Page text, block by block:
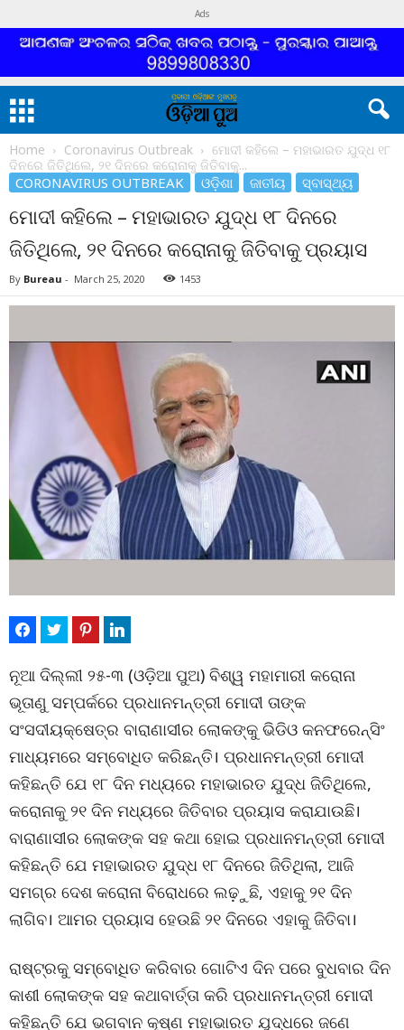
Ads
Home Coronavirus Outbreak
ମୋଦୀ କହିଲେ – ମହାଭାରତ ଯୁଦ୍ଧ ୧୮
ଦିନରେ ଜିତିଥିଲେ, ୨୧ ଦିନରେ କରୋନାକୁ ଜିତିବାକୁ...
CORONAVIRUS OUTBREAK ଓଡ଼ିଶା ଜାତୀୟ ସ୍ବାସ୍ଥ୍ୟ
ମୋଦୀ କହିଲେ – ମହାଭାରତ ଯୁଦ୍ଧ ୧୮ ଦିନରେ
ଜିତିଥିଲେ, ୨୧ ଦିନରେ କରୋନାକୁ ଜିତିବାକୁ ପ୍ରୟାସ
By Bureau - March 25, 2020 1453
ନୂଆ ଦିଲ୍ଲୀ ୨୫-୩ (ଓଡ଼ିଆ ପୁଅ) ବିଶ୍ୱ ମହାମାରୀ କରୋନା
ଭୂତାଣୁ ସମ୍ପର୍କରେ ପ୍ରଧାନମନ୍ତ୍ରୀ ମୋଦୀ ତାଙ୍କ
ସଂସଦୀୟକ୍ଷେତ୍ର ବାରାଣାସୀର ଲୋକଙ୍କୁ ଭିଡିଓ କନଫରେନ୍ସିଂ
ମାଧ୍ୟମରେ ସମ୍ବୋଧିତ କରିଛନ୍ତି। ପ୍ରଧାନମନ୍ତ୍ରୀ ମୋଦୀ
କହିଛନ୍ତି ଯେ ୧୮ ଦିନ ମଧ୍ୟରେ ମହାଭାରତ ଯୁଦ୍ଧ ଜିତିଥିଲେ,
କରୋନାକୁ ୨୧ ଦିନ ମଧ୍ୟରେ ଜିତିବାର ପ୍ରୟାସ କରାଯାଉଛି।
ବାରାଣାସୀର ଲୋକଙ୍କ ସହ କଥା ହୋଇ ପ୍ରଧାନମନ୍ତ୍ରୀ ମୋଦୀ
କହିଛନ୍ତି ଯେ ମହାଭାରତ ଯୁଦ୍ଧ ୧୮ ଦିନରେ ଜିତିଥିଲା, ଆଜି
ସମଗ୍ର ଦେଶ କରୋନା ବିରୋଧରେ ଲଢ଼ୁଛି, ଏହାକୁ ୨୧ ଦିନ
ଲାଗିବ। ଆମର ପ୍ରୟାସ ହେଉଛି ୨୧ ଦିନରେ ଏହାକୁ ଜିତିବା।
ରାଷ୍ଟ୍ରକୁ ସମ୍ବୋଧିତ କରିବାର ଗୋଟିଏ ଦିନ ପରେ ବୁଧବାର ଦିନ
କାଶୀ ଲୋକଙ୍କ ସହ କଥାବାର୍ତ୍ତା କରି ପ୍ରଧାନମନ୍ତ୍ରୀ ମୋଦୀ
କହିଛନ୍ତି ଯେ ଭଗବାନ କୃଷ୍ଣ ମହାଭାରତ ଯୁଦ୍ଧରେ ଜଣେ